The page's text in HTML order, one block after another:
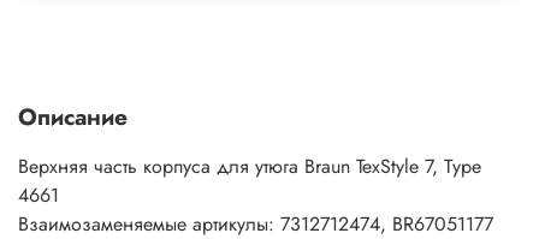
Описание
Верхняя часть корпуса для утюга Braun TexStyle 7, Type
4661
Взаимозаменяемые артикулы: 7312712474, BR67051177